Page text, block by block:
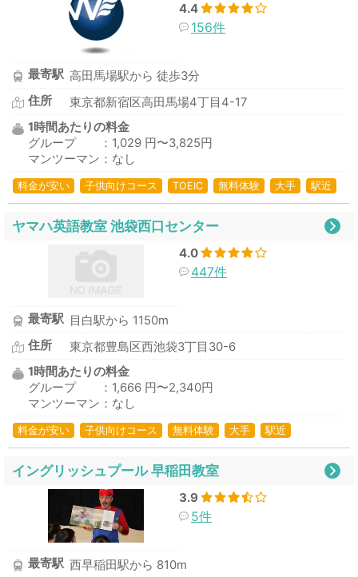
4.4
156件
最寄駅 高田馬場駅から 徒歩3分
住所
東京都新宿区高田馬場4丁目4-17
1時間あたりの料金
グループ ：1,029 円〜3,825円
マンツーマン：なし
料金が安い 子供向けコース TOEIC 無料体験 大手 駅近
ヤマハ英語教室 池袋西口センター
4.0
447件
最寄駅 目白駅から 1150m
住所
東京都豊島区西池袋3丁目30-6
1時間あたりの料金
グループ ：1,666 円〜2,340円
マンツーマン：なし
料金が安い 子供向けコース 無料体験 大手 駅近
イングリッシュプール 早稲田教室
3.9
5件
最寄駅 西早稲田駅から 810m